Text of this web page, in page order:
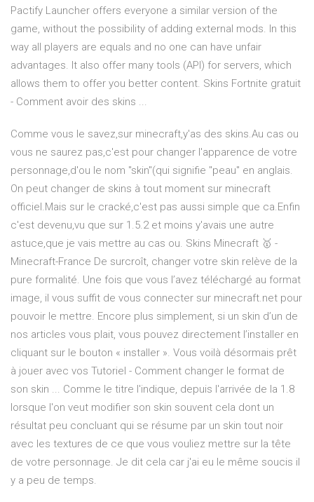
Pactify Launcher offers everyone a similar version of the
game, without the possibility of adding external mods. In this
way all players are equals and no one can have unfair
advantages. It also offer many tools (API) for servers, which
allows them to offer you better content. Skins Fortnite gratuit
- Comment avoir des skins ...
Comme vous le savez,sur minecraft,y'as des skins.Au cas ou
vous ne saurez pas,c'est pour changer l'apparence de votre
personnage,d'ou le nom "skin"(qui signifie "peau" en anglais.
On peut changer de skins à tout moment sur minecraft
officiel.Mais sur le cracké,c'est pas aussi simple que ca.Enfin
c'est devenu,vu que sur 1.5.2 et moins y'avais une autre
astuce,que je vais mettre au cas ou. Skins Minecraft 🥇 -
Minecraft-France De surcroît, changer votre skin relève de la
pure formalité. Une fois que vous l’avez téléchargé au format
image, il vous suffit de vous connecter sur minecraft.net pour
pouvoir le mettre. Encore plus simplement, si un skin d’un de
nos articles vous plait, vous pouvez directement l’installer en
cliquant sur le bouton « installer ». Vous voilà désormais prêt
à jouer avec vos Tutoriel - Comment changer le format de
son skin ... Comme le titre l'indique, depuis l'arrivée de la 1.8
lorsque l'on veut modifier son skin souvent cela dont un
résultat peu concluant qui se résume par un skin tout noir
avec les textures de ce que vous vouliez mettre sur la tête
de votre personnage. Je dit cela car j'ai eu le même soucis il
y a peu de temps.